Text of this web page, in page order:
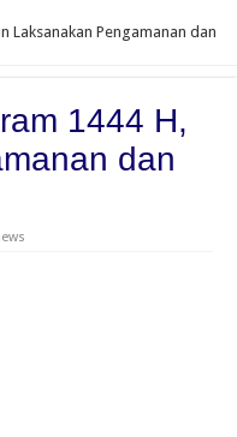
Laksanakan Pengamanan dan
1444 H,
dan